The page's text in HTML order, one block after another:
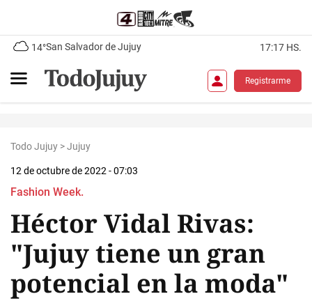
14°San Salvador de Jujuy 17:17 HS.
Registrarme
Todo Jujuy >Jujuy
12 de octubre de 2022 - 07:03
Fashion Week.
Héctor Vidal Rivas:
"Jujuy tiene un gran
potencial en la moda"